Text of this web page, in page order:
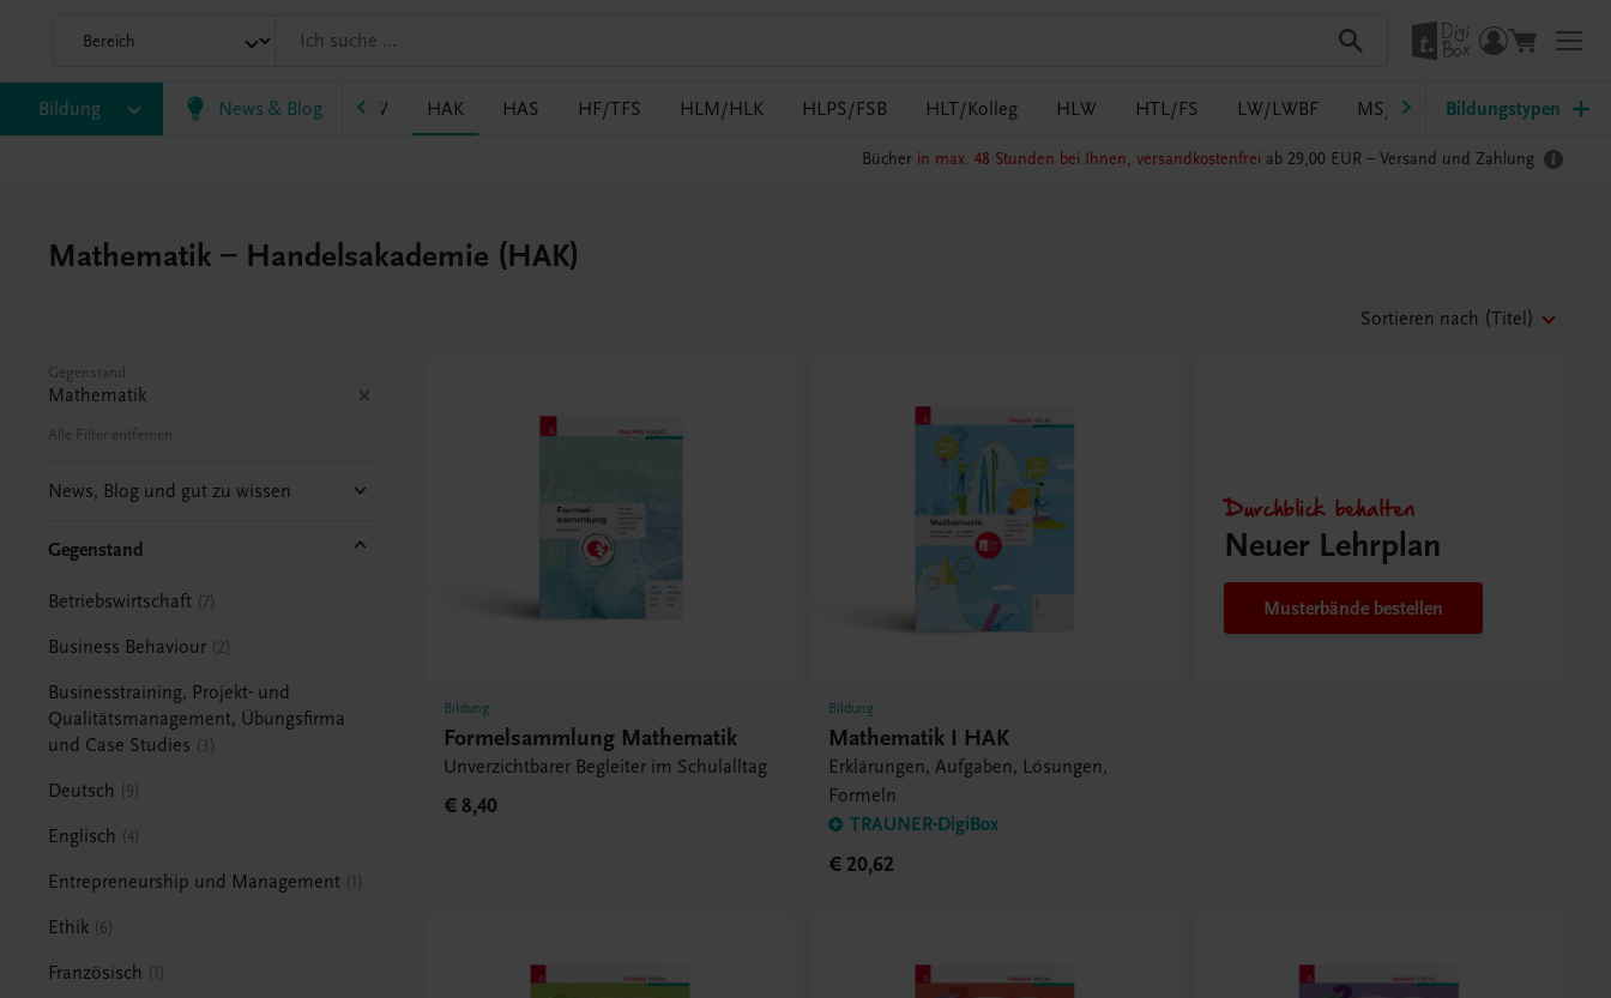
Bildung News & Blog
BASOP BRP BS EWF/ZWF FW HAK HAS HF/TFS HLM/HLK HLPS/FSB HLT/Kolleg HLW HTL/FS LW/LWBF MS/ASO Pflege PTS
Bildungstypen
Bücher in max. 48 Stunden bei Ihnen, versandkostenfrei ab 29,00 EUR – Versand und Zahlung
Mathematik – Handelsakademie (HAK)
Sortieren nach (Titel)
Gegenstand
Mathematik
Alle Filter entfernen
News, Blog und gut zu wissen
Gegenstand
Betriebswirtschaft 7
Business Behaviour 2
Businesstraining, Projekt- und
Qualitätsmanagement, Übungsfirma
und Case Studies
3
Deutsch 9
Englisch 4
Entrepreneurship und Management 1
Ethik 6
Französisch 1
Bildung
Formelsammlung Mathematik
Unverzichtbarer Begleiter im Schulalltag
€ 8,40
Bildung
Mathematik I HAK
Erklärungen, Aufgaben, Lösungen,
Formeln
TRAUNER-DigiBox
€ 20,62
Durchblick behalten
Neuer Lehrplan
Musterbände bestellen